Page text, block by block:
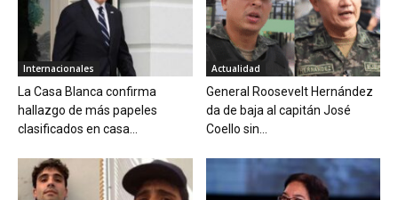
Internacionales
La Casa Blanca confirma
hallazgo de más papeles
clasificados en casa...
Actualidad
General Roosevelt Hernández
da de baja al capitán José
Coello sin...